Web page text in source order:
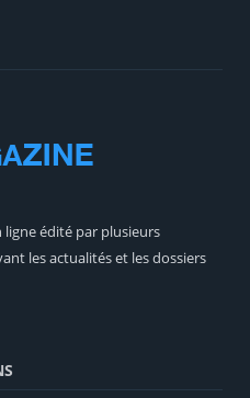
ligne édité par plusieurs
les actualités et les dossiers